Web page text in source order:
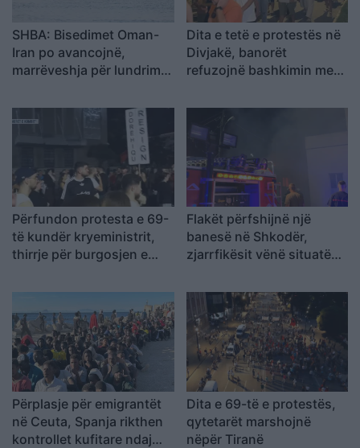
SHBA: Bisedimet Oman-
Iran po avancojnë,
marrëveshja për lundrimin
shpejti
Dita e tetë e protestës në
Divjakë, banorët
refuzojnë bashkimin me
Përfundon protesta e 69-
të kundër kryeministrit,
thirrje për burgosjen e
“Nesër do të jemi më
shumë, nuk ndalemi”
Flakët përfshijnë një
banesë në Shkodër,
zjarrfikësit vënë situatën
Përplasje për emigrantët
në Ceuta, Spanja rikthen
kontrollet kufitare ndaj
Dita e 69-të e protestës,
qytetarët marshojnë
nëpër Tiranë